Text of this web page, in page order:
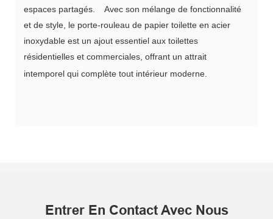
espaces partagés. Avec son mélange de fonctionnalité
et de style, le porte-rouleau de papier toilette en acier
inoxydable est un ajout essentiel aux toilettes
résidentielles et commerciales, offrant un attrait
intemporel qui complète tout intérieur moderne.
Entrer En Contact Avec Nous